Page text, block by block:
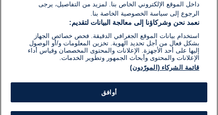
داخل الموقع الإلكتروني الخاص بنا. لمزيد من التفاصيل، يرجى
الرجوع إلى سياسة الخصوصية الخاصة بنا.
نعمد نحن وشركاؤنا إلى معالجة البيانات لتقديم:
استخدام بيانات الموقع الجغرافي الدقيقة. فحص خصائص الجهاز
بشكل فعال من أجل تحديد الهوية. تخزين المعلومات و/أو الوصول
إليها على أحد الأجهزة. الإعلانات والمحتوى المخصصان وقياس أداء
الإعلانات والمحتوى وأبحاث الجمهور وتطوير الخدمات.
قائمة الشركاء (المورّدون)
أوافق